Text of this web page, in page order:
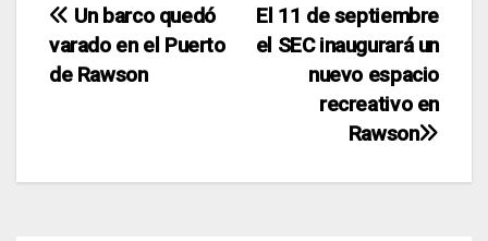
Navegación
de
El 11 de septiembre
el SEC inaugurará un
nuevo espacio
recreativo en
Rawson
Un barco quedó
varado en el Puerto
de Rawson